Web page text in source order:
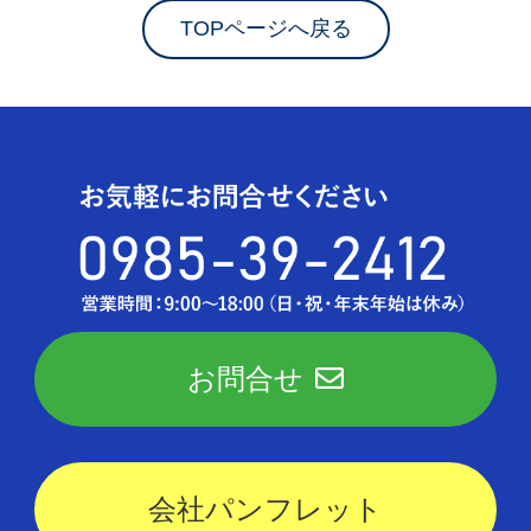
TOPページへ戻る
お問合せ
会社パンフレット